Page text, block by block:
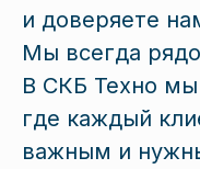
и доверяете
Мы всегда
В СКБ Техно
где каждый
важным и
Ваше имя
Оставить заявку